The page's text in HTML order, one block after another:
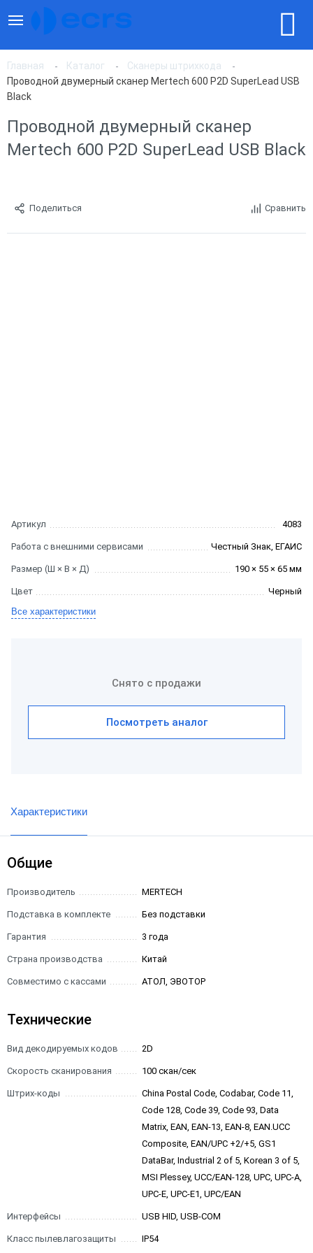
Главная Каталог
Сканеры штрихкода
Проводной двумерный сканер Mertech 600 P2D SuperLead USB
Black
Проводной двумерный сканер
Mertech 600 P2D SuperLead USB Black
Поделиться Сравнить
Артикул 4083
Работа с внешними сервисами Честный Знак, ЕГАИС
Размер (Ш × В × Д) 190 × 55 × 65 мм
Цвет
Черный
Все характеристики
Снято с продажи
Посмотреть аналог
Характеристики
Общие
Производитель MERTECH
Подставка в комплекте Без подставки
Гарантия 3 года
Страна производства Китай
Совместимо с кассами АТОЛ, ЭВОТОР
Технические
Вид декодируемых кодов 2D
Скорость сканирования 100 скан/сек
Штрих-коды
China Postal Code, Codabar, Code 11,
Code 128, Code 39, Code 93, Data
Matrix, EAN, EAN-13, EAN-8, EAN.UCC
Composite, EAN/UPC +2/+5, GS1
DataBar, Industrial 2 of 5, Korean 3 of 5,
MSI Plessey, UCC/EAN-128, UPC, UPC-A,
UPC-E, UPC-E1, UPC/EAN
Интерфейсы USB HID, USB-COM
Класс пылевлагозащиты IP54